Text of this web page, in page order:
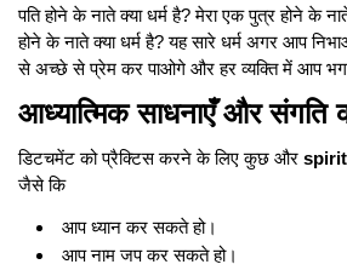
पति होने के नाते क्या धर्म है? मेरा एक पुत्र होने के
होने के नाते क्या धर्म है? यह सारे धर्म अगर आप
से अच्छे से प्रेम कर पाओगे और हर व्यक्ति में आप
आध्यात्मिक साधनाएँ और संगति
डिटचमेंट को प्रैक्टिस करने के लिए कुछ और
जैसे कि
आप ध्यान कर सकते हो।
आप नाम जप कर सकते हो।